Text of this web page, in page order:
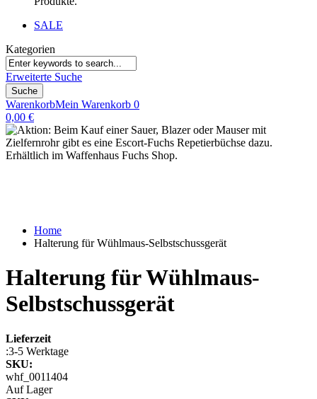
SALE
Kategorien
Erweiterte Suche
Suche
WarenkorbMein Warenkorb 0
0,00 €
Home
Halterung für Wühlmaus-Selbstschussgerät
Halterung für Wühlmaus-
Selbstschussgerät
Lieferzeit
:3-5 Werktage
SKU:
whf_0011404
Auf Lager